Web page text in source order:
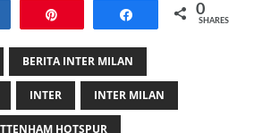
Share 0
SHARES
BERITA INTER MILAN
INTER INTER MILAN
HOTSPUR